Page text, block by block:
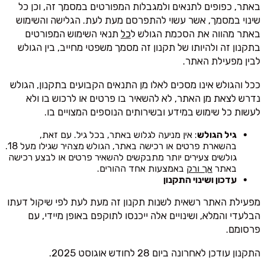
באתר, כפופים לתנאים ולמגבלות המפורטים במסמך זה, וכן כל
שינוי במסמך, אשר עשוי להתפרסם מעת לעת. הגלישה והשימוש
באתר מהווה את הסכמת הגולש לכל תנאי השימוש המפורטים
בתקנון זה ולהיותו של תקנון זה מסמך משפטי מחייב, בין הגולש
לבין מפעילת האתר.
ככל והגולש אינו מסכים לאלו מן התנאים הקבועים בתקנון, הגולש
נדרש לצאת מן האתר, לא להשאיר בו פרטים או לרכוש בו ולא
לעשות כל שימוש במידע ובשירותים הנוספים המצויים בו.
גיל הגולש: אין מניעה לגלוש באתר, בכל גיל. עם זאת,
בהשארת פרטים או רכישה באתר, הגולש מצהיר שגילו מעל 18.
גולשים צעירים יותר מתבקשים להשאיר פרטים או לבצע רכישה
באתר אך ורק באמצעות אחד ההורים.
עדכון ושינוי התקנון
מפעילת האתר רשאית לשנות תקנון זה מעת לעת לפי שיקול דעתו
הבלעדי והמלא, ושינויים אלה ייכנסו לתוקפם באופן מיידי, עם
פרסומם.
התקנון עודכן לאחרונה ביום 28 לחודש אוגוסט 2025.